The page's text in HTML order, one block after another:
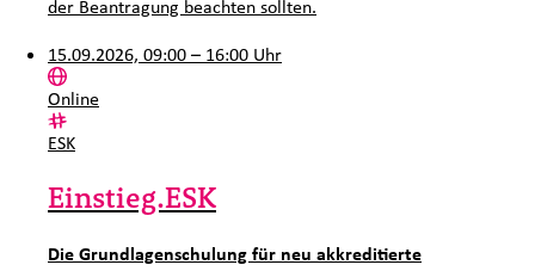
der Beantragung beachten sollten.
15.09.2026, 09:00 – 16:00 Uhr
Ort:
Online
Kategorie:
ESK
Einstieg.ESK
Die Grundlagenschulung für neu akkreditierte